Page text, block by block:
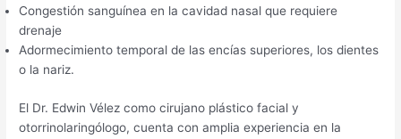
Congestión sanguínea en la cavidad nasal que requiere
drenaje
Adormecimiento temporal de las encías superiores, los dientes
o la nariz.
El Dr. Edwin Vélez como cirujano plástico facial y
otorrinolaringólogo, cuenta con amplia experiencia en la